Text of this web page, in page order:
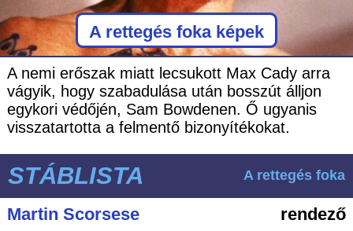
A rettegés foka képek
A nemi erőszak miatt lecsukott Max Cady arra
vágyik, hogy szabadulása után bosszút álljon
egykori védőjén, Sam Bowdenen. Ő ugyanis
visszatartotta a felmentő bizonyítékokat.
STÁBLISTA A rettegés foka
Martin Scorsese
rendező